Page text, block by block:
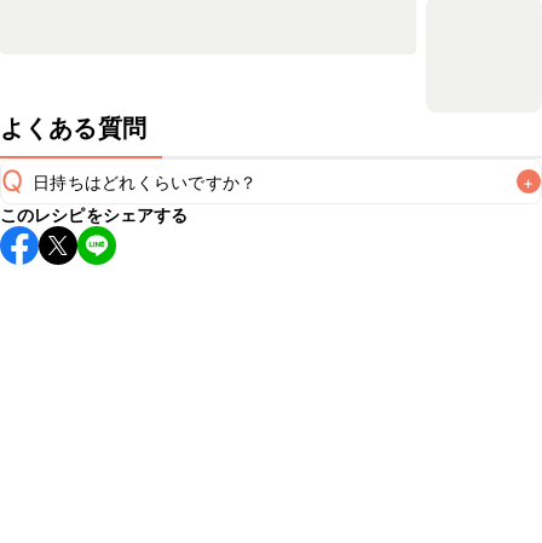
よくある質問
Q 日持ちはどれくらいですか？ +
保存期間は冷蔵で当日中が目安です。なるべくお早めにお召
し上がりください。
このレシピをシェアする